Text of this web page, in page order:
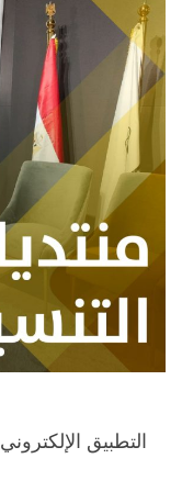
التطبيق الإلكتروني